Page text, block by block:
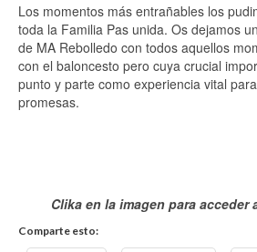
Los momentos más entrañables los
toda la Familia Pas unida. Os dejamos
de MA Rebolledo con todos aquellos
con el baloncesto pero cuya crucial
punto y parte como experiencia vital
promesas.
Clika en la imagen para acceder
Comparte esto: